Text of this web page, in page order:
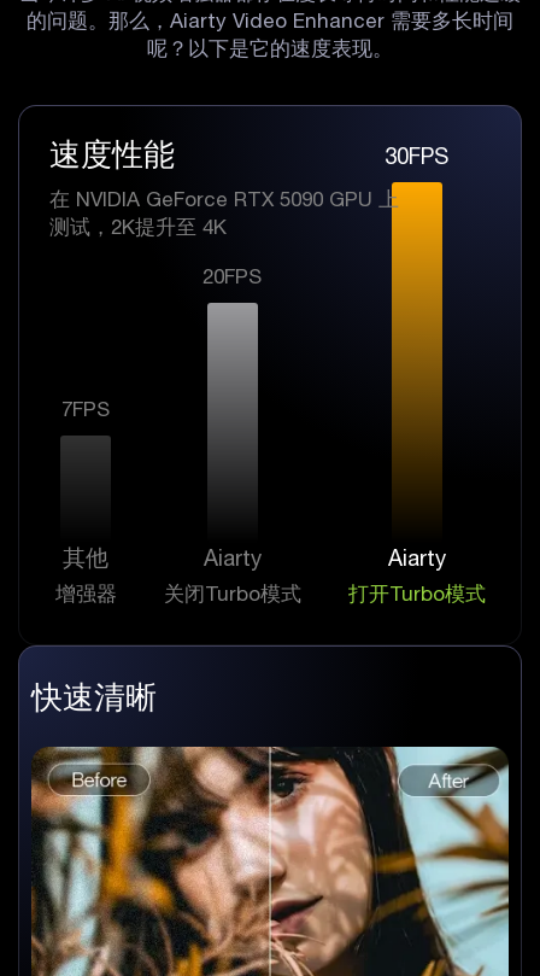
的问题。那么，Aiarty Video Enhancer 需要多长时间
呢？以下是它的速度表现。
速度性能
在 NVIDIA GeForce RTX 5090 GPU 上
测试，2K提升至 4K
7FPS
其他
增强器
20FPS
Aiarty
关闭Turbo模式
30FPS
Aiarty
打开Turbo模式
快速清晰